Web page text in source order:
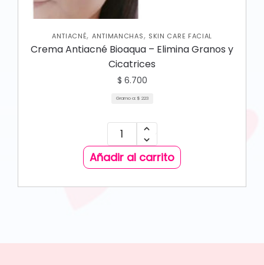
ANTIACNÉ, ANTIMANCHAS, SKIN CARE FACIAL
Crema Antiacné Bioaqua – Elimina Granos y
Cicatrices
$ 6.700
Gramo a: $ 223
Añadir al carrito